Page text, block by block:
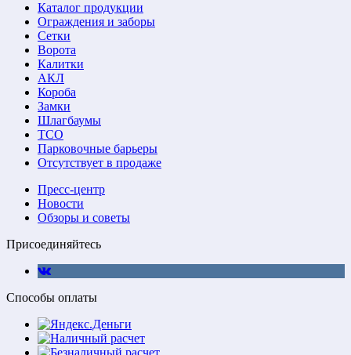
Каталог продукции
Ограждения и заборы
Сетки
Ворота
Калитки
АКЛ
Короба
Замки
Шлагбаумы
ТСО
Парковочные барьеры
Отсутствует в продаже
Пресс-центр
Новости
Обзоры и советы
Присоединяйтесь
Способы оплаты